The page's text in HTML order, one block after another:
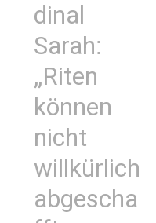
dinal
Sarah:
„Riten
können
nicht
willkürlich
abgescha